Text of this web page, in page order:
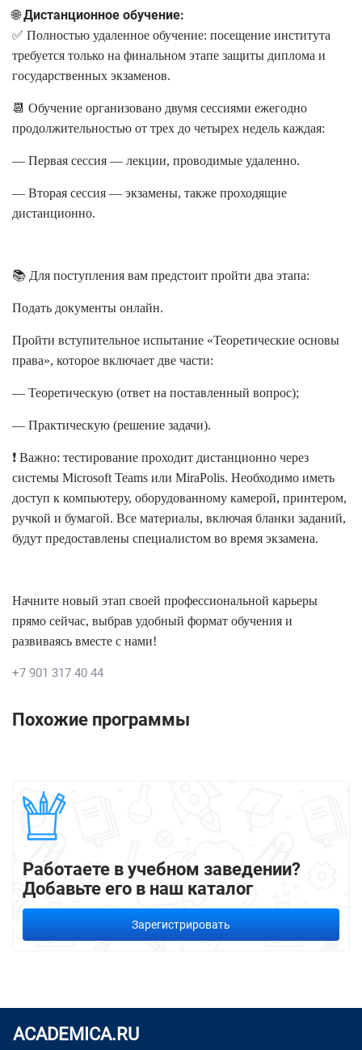
🌐 Дистанционное обучение:
✅ Полностью удаленное обучение: посещение института
требуется только на финальном этапе защиты диплома и
государственных экзаменов.
📆 Обучение организовано двумя сессиями ежегодно
продолжительностью от трех до четырех недель каждая:
— Первая сессия — лекции, проводимые удаленно.
— Вторая сессия — экзамены, также проходящие
дистанционно.
📚 Для поступления вам предстоит пройти два этапа:
Подать документы онлайн.
Пройти вступительное испытание «Теоретические основы
права», которое включает две части:
— Теоретическую (ответ на поставленный вопрос);
— Практическую (решение задачи).
❗ Важно: тестирование проходит дистанционно через
системы Microsoft Teams или MiraPolis. Необходимо иметь
доступ к компьютеру, оборудованному камерой, принтером,
ручкой и бумагой. Все материалы, включая бланки заданий,
будут предоставлены специалистом во время экзамена.
Начните новый этап своей профессиональной карьеры
прямо сейчас, выбрав удобный формат обучения и
развиваясь вместе с нами!
+7 901 317 40 44
Похожие программы
Работаете в учебном заведении?
Добавьте его в наш каталог
Зарегистрировать
ACADEMICA.RU